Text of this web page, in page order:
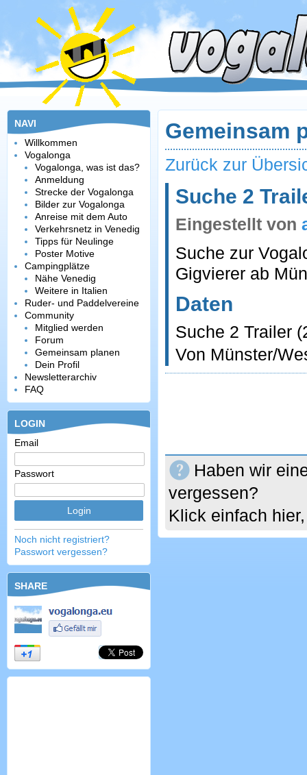
NAVI
Willkommen
Vogalonga
Vogalonga, was ist das?
Anmeldung
Strecke der Vogalonga
Bilder zur Vogalonga
Anreise mit dem Auto
Verkehrsnetz in Venedig
Tipps für Neulinge
Poster Motive
Campingplätze
Nähe Venedig
Weitere in Italien
Ruder- und Paddelvereine
Community
Mitglied werden
Forum
Gemeinsam planen
Dein Profil
Newsletterarchiv
FAQ
LOGIN
Email
Passwort
Noch nicht registriert?
Passwort vergessen?
SHARE
Gemeinsam
Zurück zur
Suche 2
Eingestellt von
Suche zur
Gigvierer ab
Daten
Suche 2 Trailer
Von Münster/
Haben wir
vergessen?
Klick einfach